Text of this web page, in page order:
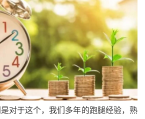
对于这个，我们多年的跑腿经验，熟